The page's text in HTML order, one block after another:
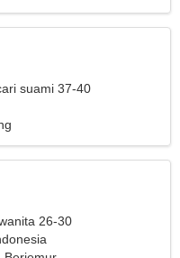
suami 37-40
26-30